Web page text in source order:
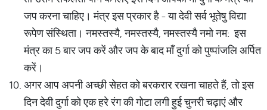
जप करना चाहिए। मंत्र इस प्रकार है - या देवी सर्व भूतेषु विद्या
रूपेण संस्थिता। नमस्तस्यै, नमस्तस्यै, नमस्तस्यै नमो नम: इस
मंत्र का 5 बार जप करें और जप के बाद माँ दुर्गा को पुष्पांजलि अर्पित
करें।
अगर आप अपनी अच्छी सेहत को बरकरार रखना चाहते हैं, तो इस
दिन देवी दुर्गा को एक हरे रंग की गोटा लगी हुई चुनरी चढ़ाएं और